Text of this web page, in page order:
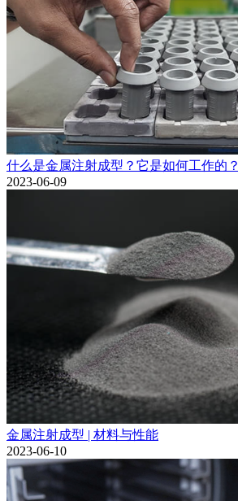
什么是金属注射成型？它是如何工作的？
2023-06-09
金属注射成型 | 材料与性能
2023-06-10